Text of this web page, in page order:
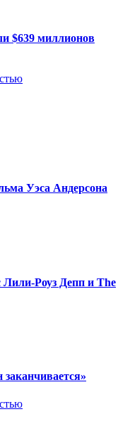
$639 миллионов
Уэса Андерсона
Роуз Депп и The